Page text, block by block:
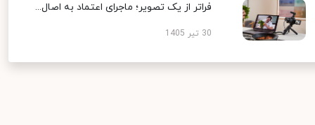
فراتر از یک تصویر؛ ماجرای اعتماد به اصال...
30 تیر 1405